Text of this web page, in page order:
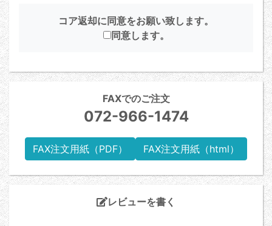
コア返却に同意をお願い致します。
同意します。
FAXでのご注文
072-966-1474
FAX注文用紙（PDF） FAX注文用紙（html）
レビューを書く